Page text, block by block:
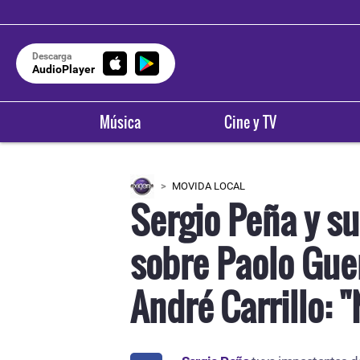
Descarga
AudioPlayer
Música Cine y TV
MOVIDA LOCAL
Sergio Peña y
sobre Paolo
André Carrillo: